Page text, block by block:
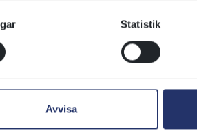
Statistik
Avvisa